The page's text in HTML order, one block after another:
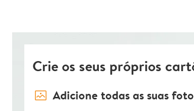
Crie os seus próprios
image_placeholder Adicione todas as suas